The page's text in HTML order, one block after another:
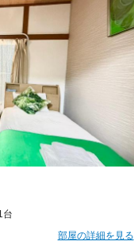
台
部屋の詳細を見る